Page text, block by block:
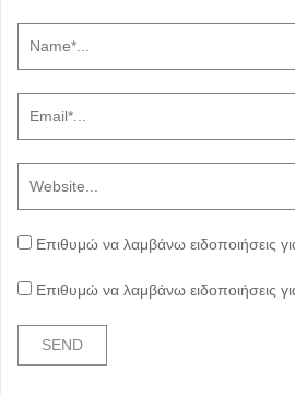
Επιθυμώ να λαμβάνω ειδοποιήσεις
Επιθυμώ να λαμβάνω ειδοποιήσεις